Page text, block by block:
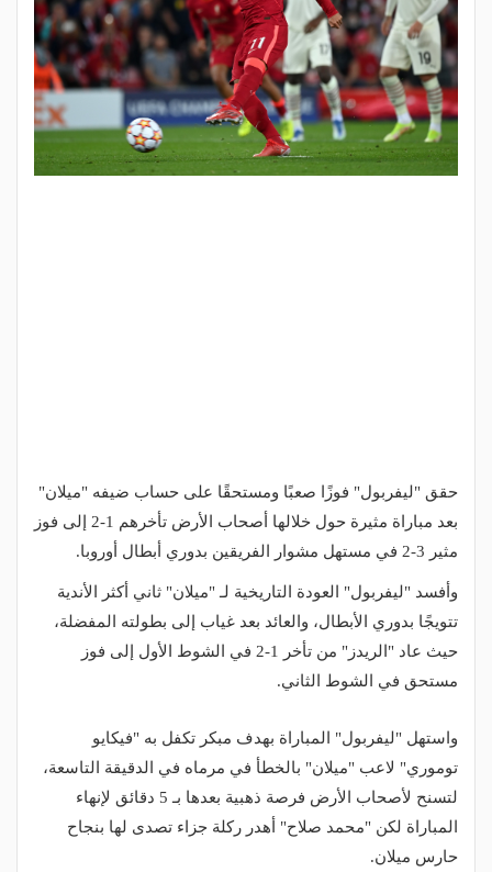
حقق "ليفربول" فوزًا صعبًا ومستحقًا على حساب ضيفه "ميلان"
بعد مباراة مثيرة حول خلالها أصحاب الأرض تأخرهم 1-2 إلى فوز
مثير 3-2 في مستهل مشوار الفريقين بدوري أبطال أوروبا.
وأفسد "ليفربول" العودة التاريخية لـ "ميلان" ثاني أكثر الأندية
تتويجًا بدوري الأبطال، والعائد بعد غياب إلى بطولته المفضلة،
حيث عاد "الريدز" من تأخر 1-2 في الشوط الأول إلى فوز
مستحق في الشوط الثاني.
واستهل "ليفربول" المباراة بهدف مبكر تكفل به "فيكايو
توموري" لاعب "ميلان" بالخطأ في مرماه في الدقيقة التاسعة،
لتسنح لأصحاب الأرض فرصة ذهبية بعدها بـ 5 دقائق لإنهاء
المباراة لكن "محمد صلاح" أهدر ركلة جزاء تصدى لها بنجاح
حارس ميلان.